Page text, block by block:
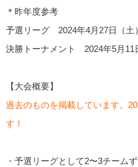
＊昨年度参考
予選リーグ 2024年4月27日（土
決勝トーナメント 2024年5月11
【大会概要】
過去のものを掲載しています。
す！
・予選リーグとして2〜3チーム